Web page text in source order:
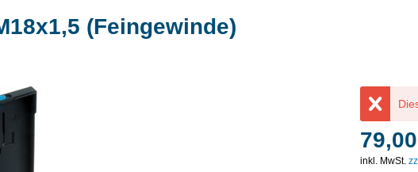
(Feingewinde)
inkl. MwSt.